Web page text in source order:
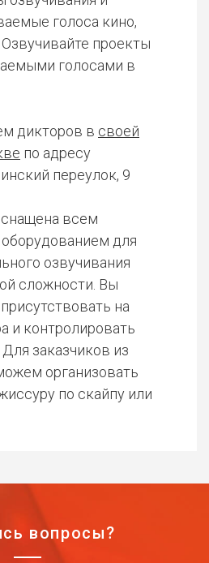
голоса кино,
проекты
голосами в
дикторов в своей
по адресу
переулок, 9
всем
для
озвучивания
сложности. Вы
на
и контролировать
заказчиков из
организовать
по скайпу или
вопросы?